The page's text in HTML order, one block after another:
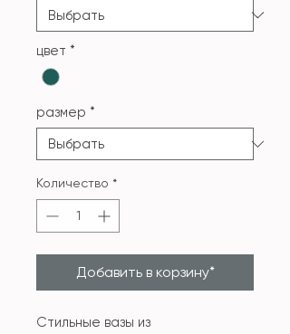
цвет *
размер *
Количество *
Добавить в корзину*
Стильные вазы из